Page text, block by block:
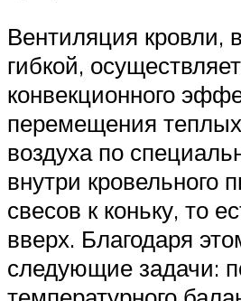
Вентиляция кровли,
гибкой,
конвекционного
перемещения
воздуха по
внутри кровельного
свесов к коньку, то
вверх. Благодаря
следующие задачи: